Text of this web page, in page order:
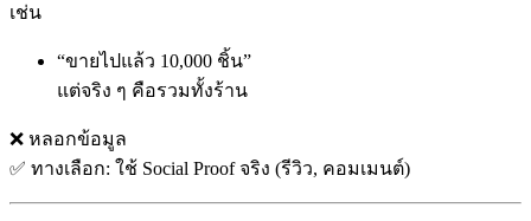
เช่น
“ขายไปแล้ว 10,000 ชิ้น”
แต่จริง ๆ คือรวมทั้งร้าน
❌ หลอกข้อมูล
✅ ทางเลือก: ใช้ Social Proof จริง (รีวิว, คอมเมนต์)